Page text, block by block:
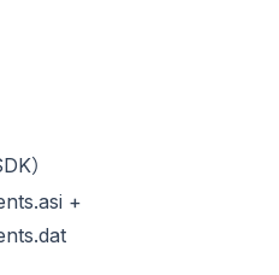
）
+